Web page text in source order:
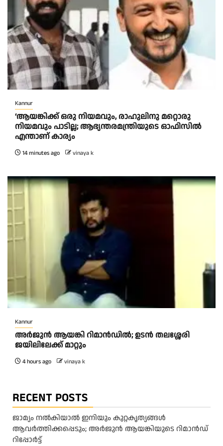
Kannur
‘ആയങ്കിക്ക് ഒരു നിയമവും, രാഹുലിനു മറ്റൊരു
നിയമവും പാടില്ല; ആഭ്യന്തരമന്ത്രിയുടെ ഓഫിസിൽ
എന്താണ് കാര്യം
14 minutes ago vinaya k
Kannur
അര്‍ജുന്‍ ആയങ്കി റിമാന്‍ഡില്‍; ഉടന്‍ തലശ്ശേരി
ജയിലിലേക്ക് മാറ്റും
4 hours ago vinaya k
RECENT POSTS
ജാമ്യം നൽകിയാൽ ഇനിയും കുറ്റകൃത്യങ്ങൾ
ആവർത്തിക്കപ്പെടും; അർജുൻ ആയങ്കിയുടെ റിമാൻഡ്
റിപ്പോർട്ട്